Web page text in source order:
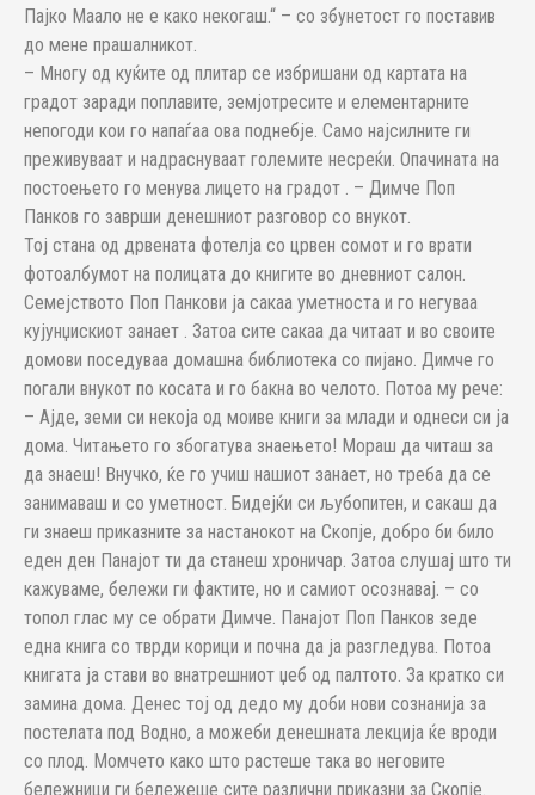
Пајко Маало не е како некогаш.“ – со збунетост го поставив
до мене прашалникот.
– Многу од куќите од плитар се избришани од картата на
градот заради поплавите, земјотресите и елементарните
непогоди кои го напаѓаа ова поднебје. Само најсилните ги
преживуваат и надраснуваат големите несреќи. Опачината на
постоењето го менува лицето на градот . – Димче Поп
Панков го заврши денешниот разговор со внукот.
Тој стана од дрвената фотелја со црвен сомот и го врати
фотоалбумот на полицата до книгите во дневниот салон.
Семејството Поп Панкови ја сакаа уметноста и го негуваа
кујунџискиот занает . Затоа сите сакаа да читаат и во своите
домови поседуваа домашна библиотека со пијано. Димче го
погали внукот по косата и го бакна во челото. Потоа му рече:
– Ајде, земи си некоја од моиве книги за млади и однеси си ја
дома. Читањето го збогатува знаењето! Мораш да читаш за
да знаеш! Внучко, ќе го учиш нашиот занает, но треба да се
занимаваш и со уметност. Бидејќи си љубопитен, и сакаш да
ги знаеш приказните за настанокот на Скопје, добро би било
еден ден Панајот ти да станеш хроничар. Затоа слушај што ти
кажуваме, бележи ги фактите, но и самиот осознавај. – со
топол глас му се обрати Димче. Панајот Поп Панков зеде
една книга со тврди корици и почна да ја разгледува. Потоа
книгата ја стави во внатрешниот џеб од палтото. За кратко си
замина дома. Денес тој од дедо му доби нови сознанија за
постелата под Водно, а можеби денешната лекција ќе вроди
со плод. Момчето како што растеше така во неговите
бележници ги бележеше сите различни приказни за Скопје.